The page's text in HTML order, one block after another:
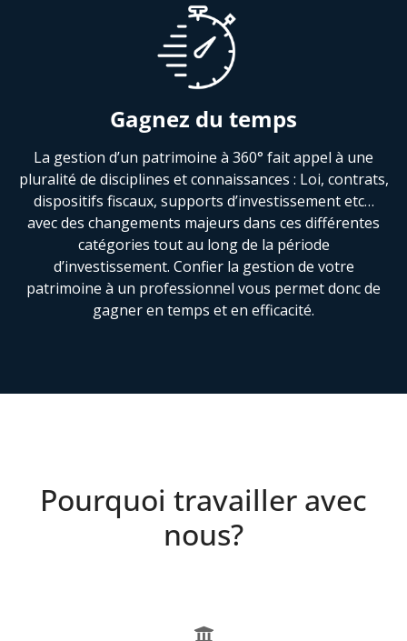
Gagnez du temps
La gestion d’un patrimoine à 360° fait appel à une
pluralité de disciplines et connaissances : Loi, contrats,
dispositifs fiscaux, supports d’investissement etc…
avec des changements majeurs dans ces différentes
catégories tout au long de la période
d’investissement. Confier la gestion de votre
patrimoine à un professionnel vous permet donc de
gagner en temps et en efficacité.
Pourquoi travailler avec
nous?